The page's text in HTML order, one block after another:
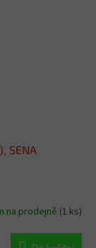
SENA
na prodejně (1 ks)